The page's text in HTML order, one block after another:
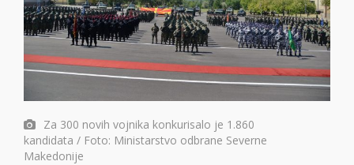
Za 300 novih vojnika konkurisalo je 1.860
kandidata / Foto: Ministarstvo odbrane Severne
Makedonije